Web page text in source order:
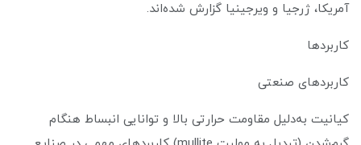
آمریکا، ژرجیا و ویرجینیا گزارش شده‌اند.
کاربردها
کاربرد‌های صنعتی
کیانیت به‌دلیل مقاومت حرارتی بالا و توانایی انبساط هنگام